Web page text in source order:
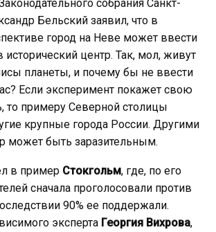
собрания Санкт-
Бельский заявил, что в
город на Неве может ввести
исторический центр. Так, мол, живут
планеты, и почему бы не ввести
Если эксперимент покажет свою
то примеру Северной столицы
крупные города России. Другими
может быть заразительным.
в пример Стокгольм, где, по его
сначала проголосовали против
90% ее поддержали.
эксперта Георгия Вихрова,